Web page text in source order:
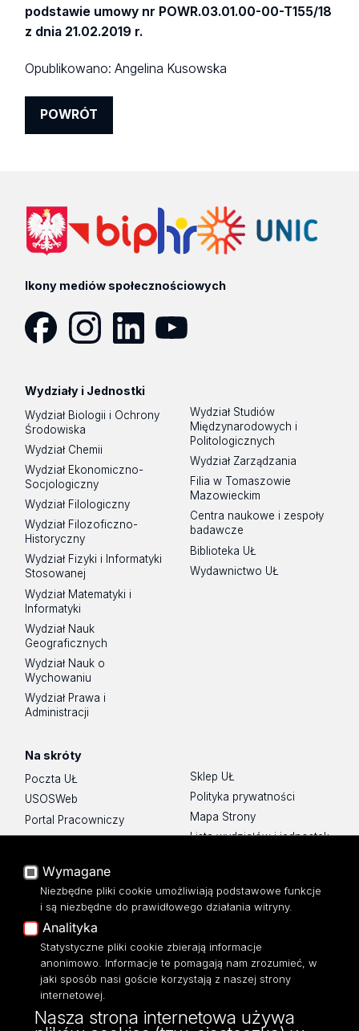
podstawie umowy nr POWR.03.01.00-00-T155/18
z dnia 21.02.2019 r.
Opublikowano:Angelina Kusowska
POWRÓT
Ikony mediów społecznościowych
Wydziały i Jednostki
Wydział Biologii i Ochrony
Środowiska
Wydział Chemii
Wydział Ekonomiczno-
Socjologiczny
Wydział Filologiczny
Wydział Filozoficzno-
Historyczny
Wydział Fizyki i Informatyki
Stosowanej
Wydział Matematyki i
Informatyki
Wydział Nauk
Geograficznych
Wydział Nauk o
Wychowaniu
Wydział Prawa i
Administracji
Wydział Studiów
Międzynarodowych i
Politologicznych
Wydział Zarządzania
Filia w Tomaszowie
Mazowieckim
Centra naukowe i zespoły
badawcze
Biblioteka UŁ
Wydawnictwo UŁ
Na skróty
Poczta UŁ
USOSWeb
Portal Pracowniczy
Baza Aktów Własnych
Moodle
Eksperci UŁ
Polityka Prywatności
Dostępność
Sklep UŁ
Polityka prywatności
Mapa Strony
Lista wydziałów i jednostek
ul. Pomorska 171/173
Wymagane
Niezbędne pliki cookie umożliwiają podstawowe funkcje
i są niezbędne do prawidłowego działania witryny.
Analityka
Statystyczne pliki cookie zbierają informacje
anonimowo. Informacje te pomagają nam zrozumieć, w
jaki sposób nasi goście korzystają z naszej strony
internetowej.
Nasza strona internetowa używa